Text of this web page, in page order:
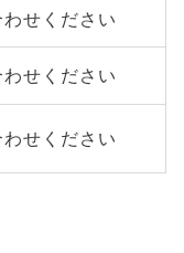
せください
せください
せください